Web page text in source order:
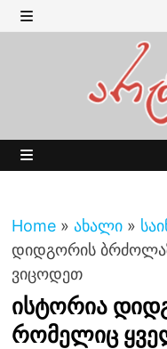
Skip
to MENU
Home » ახალი »
დიდგორის
ვიცოდეთ
ისტორია
რომელიც